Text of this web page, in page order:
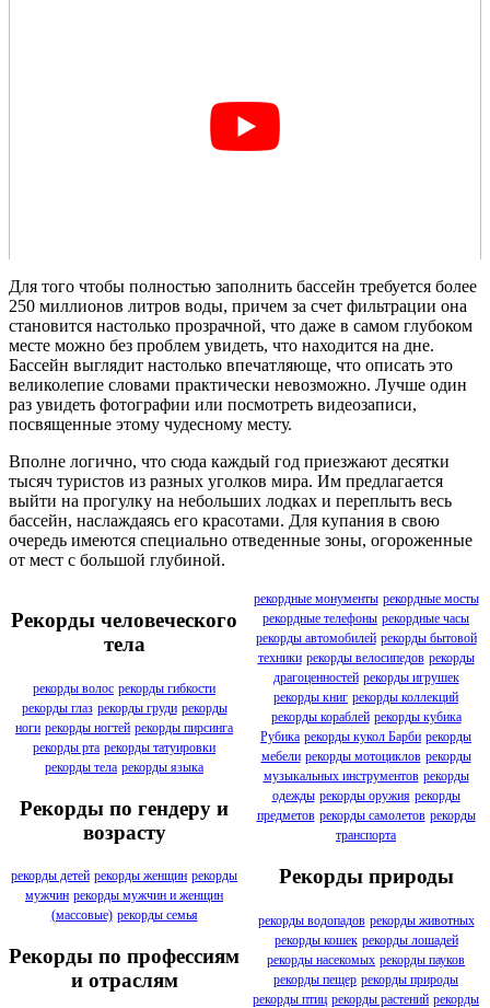
Для того чтобы полностью заполнить бассейн требуется более
250 миллионов литров воды, причем за счет фильтрации она
становится настолько прозрачной, что даже в самом глубоком
месте можно без проблем увидеть, что находится на дне.
Бассейн выглядит настолько впечатляюще, что описать это
великолепие словами практически невозможно. Лучше один
раз увидеть фотографии или посмотреть видеозаписи,
посвященные этому чудесному месту.
Вполне логично, что сюда каждый год приезжают десятки
тысяч туристов из разных уголков мира. Им предлагается
выйти на прогулку на небольших лодках и переплыть весь
бассейн, наслаждаясь его красотами. Для купания в свою
очередь имеются специально отведенные зоны, огороженные
от мест с большой глубиной.
Рекорды человеческого
тела
рекорды волос рекорды гибкости
рекорды глаз рекорды груди рекорды
ноги рекорды ногтей рекорды пирсинга
рекорды рта рекорды татуировки
рекорды тела рекорды языка
Рекорды по гендеру и
возрасту
рекорды детей рекорды женщин рекорды
мужчин рекорды мужчин и женщин
(массовые) рекорды семья
Рекорды по профессиям
и отраслям
рекордные монументы рекордные мосты
рекордные телефоны рекордные часы
рекорды автомобилей рекорды бытовой
техники рекорды велосипедов рекорды
драгоценностей рекорды игрушек
рекорды книг рекорды коллекций
рекорды кораблей рекорды кубика
Рубика рекорды кукол Барби рекорды
мебели рекорды мотоциклов рекорды
музыкальных инструментов рекорды
одежды рекорды оружия рекорды
предметов рекорды самолетов рекорды
транспорта
Рекорды природы
рекорды водопадов рекорды животных
рекорды кошек рекорды лошадей
рекорды насекомых рекорды пауков
рекорды пещер рекорды природы
рекорды птиц рекорды растений рекорды